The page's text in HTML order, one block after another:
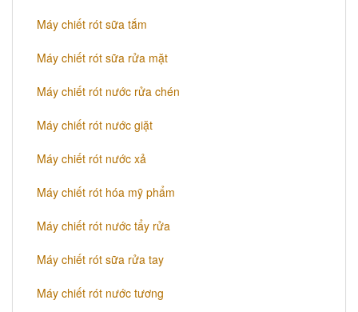
Máy chiết rót sữa tắm
Máy chiết rót sữa rửa mặt
Máy chiết rót nước rửa chén
Máy chiết rót nước giặt
Máy chiết rót nước xả
Máy chiết rót hóa mỹ phẩm
Máy chiết rót nước tẩy rửa
Máy chiết rót sữa rửa tay
Máy chiết rót nước tương